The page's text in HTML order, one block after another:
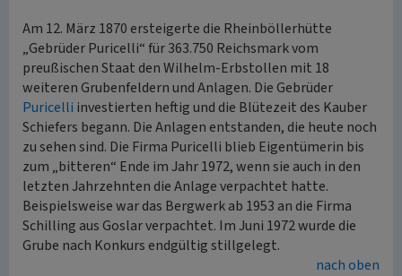
Am 12. März 1870 ersteigerte die Rheinböllerhütte
„Gebrüder Puricelli“ für 363.750 Reichsmark vom
preußischen Staat den Wilhelm-Erbstollen mit 18
weiteren Grubenfeldern und Anlagen. Die Gebrüder
Puricelli investierten heftig und die Blütezeit des Kauber
Schiefers begann. Die Anlagen entstanden, die heute noch
zu sehen sind. Die Firma Puricelli blieb Eigentümerin bis
zum „bitteren“ Ende im Jahr 1972, wenn sie auch in den
letzten Jahrzehnten die Anlage verpachtet hatte.
Beispielsweise war das Bergwerk ab 1953 an die Firma
Schilling aus Goslar verpachtet. Im Juni 1972 wurde die
Grube nach Konkurs endgültig stillgelegt.
nach oben